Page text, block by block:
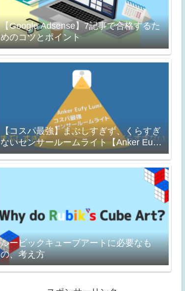
【Google Adsense】7記事で合格するた
めのコツとポイント
【コスパ最強】まぶしすぎず、くらすぎ
ないセンサールームライト【Anker Eufy
Lumi】
ルービックキューブアートに必要なも
の、考え方